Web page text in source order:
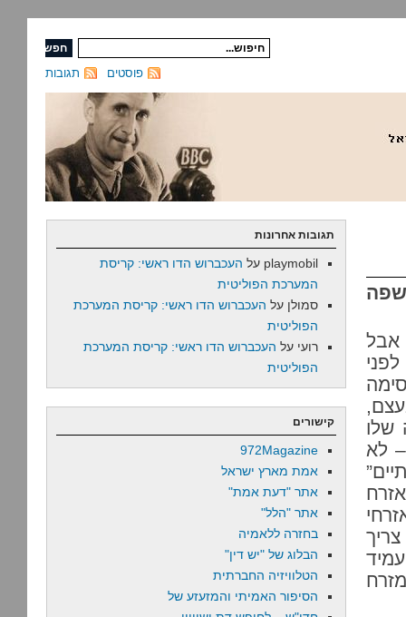
תגובות פוסטים
אבל
אם לפני
שלו
לא
תגובות אחרונות
playmobil על העכברוש הדו ראשי: קריסת
המערכת הפוליטית
סמולן על העכברוש הדו ראשי: קריסת המערכת
הפוליטית
רועי על העכברוש הדו ראשי: קריסת המערכת
הפוליטית
קישורים
972Magazine
אמת מארץ ישראל
אתר "דעת אמת"
אתר "הלל"
בחזרה ללאמיה
הבלוג של "יש דין"
הטלוויזיה החברתית
הסיפור האמיתי והמזעזע של